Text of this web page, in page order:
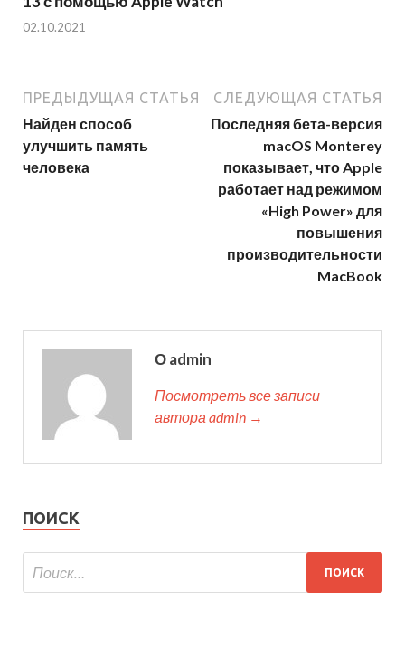
02.10.2021
ПРЕДЫДУЩАЯ СТАТЬЯ
Найден способ
улучшить память
человека
СЛЕДУЮЩАЯ СТАТЬЯ
Последняя бета-версия
macOS Monterey
показывает, что Apple
работает над режимом
«High Power» для
повышения
производительности
MacBook
О admin
Посмотреть все записи
автора admin →
ПОИСК